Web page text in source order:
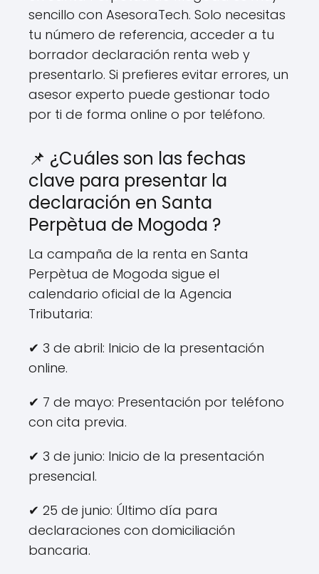
sencillo con AsesoraTech. Solo necesitas
tu número de referencia, acceder a tu
borrador declaración renta web y
presentarlo. Si prefieres evitar errores, un
asesor experto puede gestionar todo
por ti de forma online o por teléfono.
📌 ¿Cuáles son las fechas
clave para presentar la
declaración en Santa
Perpètua de Mogoda ?
La campaña de la renta en Santa
Perpètua de Mogoda sigue el
calendario oficial de la Agencia
Tributaria:
✔ 3 de abril: Inicio de la presentación
online.
✔ 7 de mayo: Presentación por teléfono
con cita previa.
✔ 3 de junio: Inicio de la presentación
presencial.
✔ 25 de junio: Último día para
declaraciones con domiciliación
bancaria.